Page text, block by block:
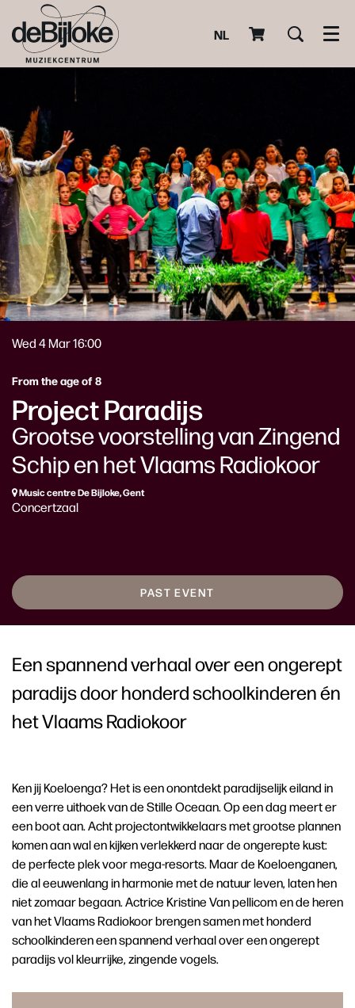
NL
Project Paradijs
Grootse voorstelling van Zingend
Schip en het Vlaams Radiokoor
From the age of 8
Wed 4 Mar16:00
Music centre De Bijloke, Gent
Concertzaal
PAST EVENT
Een spannend verhaal over een ongerept
paradijs door honderd schoolkinderen én
het Vlaams Radiokoor
Ken jij Koeloenga? Het is een onontdekt paradijselijk eiland in
een verre uithoek van de Stille Oceaan. Op een dag meert er
een boot aan. Acht projectontwikkelaars met grootse plannen
komen aan wal en kijken verlekkerd naar de ongerepte kust:
de perfecte plek voor mega-resorts. Maar de Koeloenganen,
die al eeuwenlang in harmonie met de natuur leven, laten hen
niet zomaar begaan. Actrice Kristine Van pellicom en de heren
van het Vlaams Radiokoor brengen samen met honderd
schoolkinderen een spannend verhaal over een ongerept
paradijs vol kleurrijke, zingende vogels.